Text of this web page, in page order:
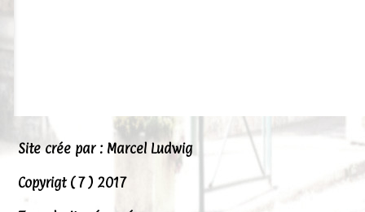
Site crée par : Marcel Ludwig
Copyrigt ( 7 ) 2017